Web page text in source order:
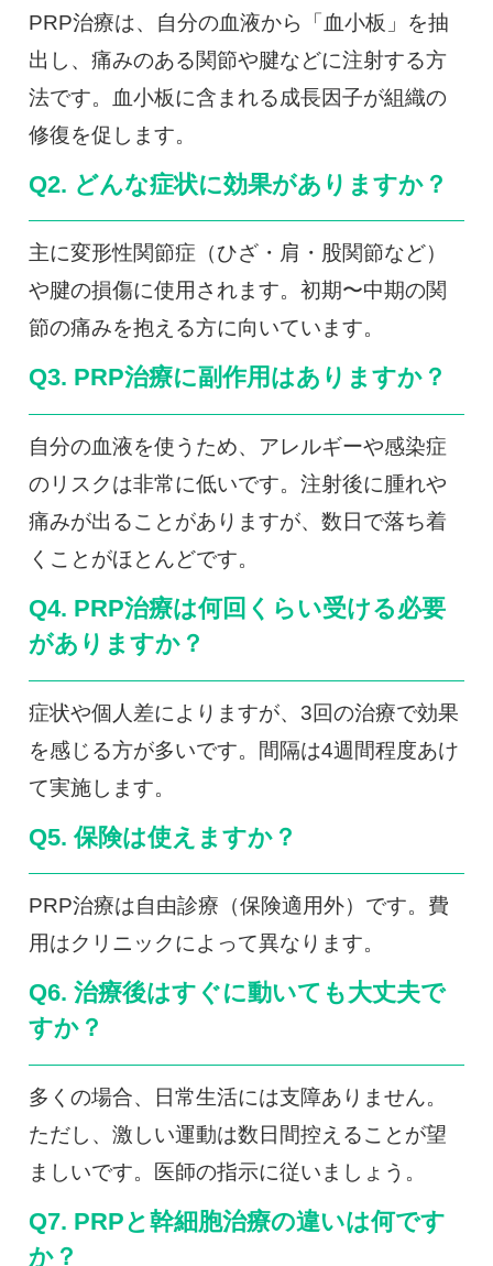
PRP治療は、自分の血液から「血小板」を抽
出し、痛みのある関節や腱などに注射する方
法です。血小板に含まれる成長因子が組織の
修復を促します。
Q2. どんな症状に効果がありますか？
主に変形性関節症（ひざ・肩・股関節など）
や腱の損傷に使用されます。初期〜中期の関
節の痛みを抱える方に向いています。
Q3. PRP治療に副作用はありますか？
自分の血液を使うため、アレルギーや感染症
のリスクは非常に低いです。注射後に腫れや
痛みが出ることがありますが、数日で落ち着
くことがほとんどです。
Q4. PRP治療は何回くらい受ける必要
がありますか？
症状や個人差によりますが、3回の治療で効果
を感じる方が多いです。間隔は4週間程度あけ
て実施します。
Q5. 保険は使えますか？
PRP治療は自由診療（保険適用外）です。費
用はクリニックによって異なります。
Q6. 治療後はすぐに動いても大丈夫で
すか？
多くの場合、日常生活には支障ありません。
ただし、激しい運動は数日間控えることが望
ましいです。医師の指示に従いましょう。
Q7. PRPと幹細胞治療の違いは何です
か？